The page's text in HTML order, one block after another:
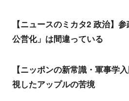
【ニュースのミカタ2 政治】
公営化」は間違っている
【ニッポンの新常識・軍事学
視したアップルの苦境